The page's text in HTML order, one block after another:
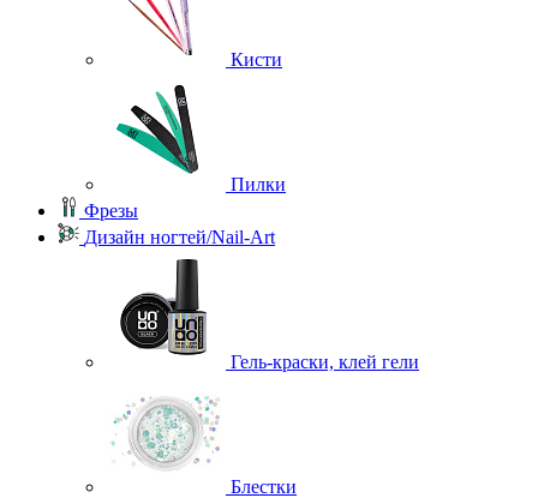
Кисти
Пилки
Фрезы
Дизайн ногтей/Nail-Art
Гель-краски, клей гели
Блестки